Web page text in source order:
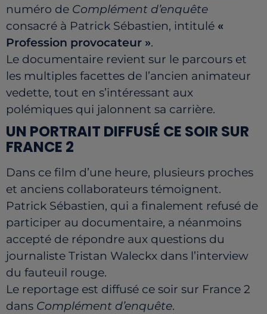
numéro de Complément d’enquête
consacré à Patrick Sébastien, intitulé «
Profession provocateur ».
Le documentaire revient sur le parcours et
les multiples facettes de l’ancien animateur
vedette, tout en s’intéressant aux
polémiques qui jalonnent sa carrière.
UN PORTRAIT DIFFUSÉ CE SOIR SUR
FRANCE 2
Dans ce film d’une heure, plusieurs proches
et anciens collaborateurs témoignent.
Patrick Sébastien, qui a finalement refusé de
participer au documentaire, a néanmoins
accepté de répondre aux questions du
journaliste Tristan Waleckx dans l’interview
du fauteuil rouge.
Le reportage est diffusé ce soir sur France 2
dans Complément d’enquête.